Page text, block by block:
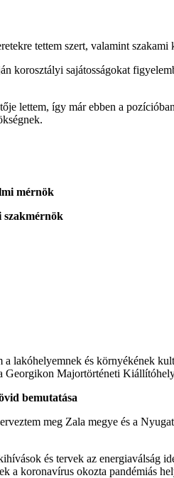
tettem szert, valamint
korosztályi sajátosságokat
lettem, így már ebben a
mérnök
szakmérnök
és környékének
Majortörténeti
bemutatása
meg Zala megye és a
és tervek az energiaválság
koronavírus okozta pandémiás